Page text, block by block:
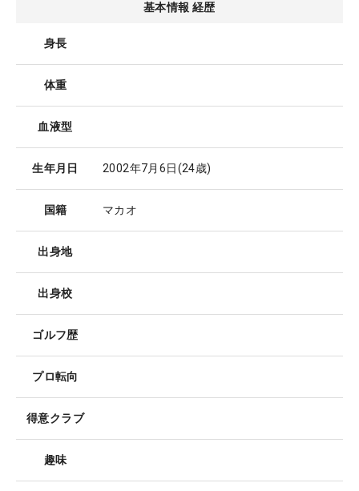
基本情報 経歴
身長
体重
血液型
生年月日 2002年7月6日(24歳)
国籍 マカオ
出身地
出身校
ゴルフ歴
プロ転向
得意クラブ
趣味